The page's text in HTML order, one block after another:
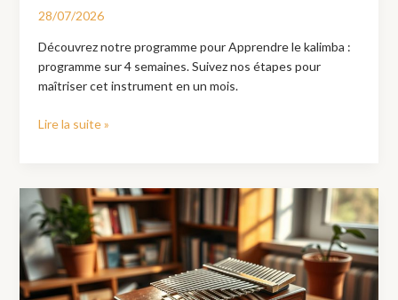
28/07/2026
Découvrez notre programme pour Apprendre le kalimba :
programme sur 4 semaines. Suivez nos étapes pour
maîtriser cet instrument en un mois.
Lire la suite »
Kalimba
musique
facile
:
20
idées